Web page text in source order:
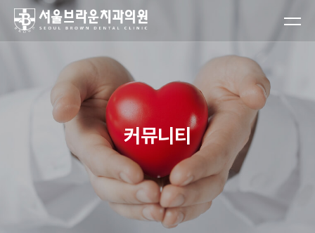
커뮤니티